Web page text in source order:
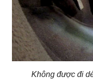
Không được đi